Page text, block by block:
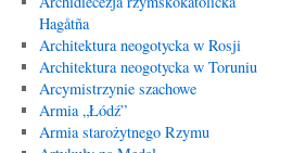
Hagåtña
Architektura neogotycka w Rosji
Architektura neogotycka w Toruniu
Arcymistrzynie szachowe
Armia „Łódź”
Armia starożytnego Rzymu